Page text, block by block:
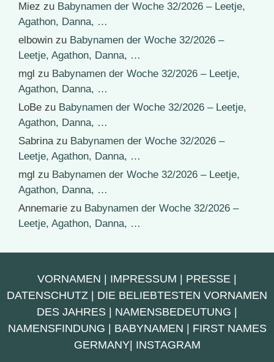
Miez zu Babynamen der Woche 32/2026 – Leetje,
Agathon, Danna, …
elbowin zu Babynamen der Woche 32/2026 –
Leetje, Agathon, Danna, …
mgl zu Babynamen der Woche 32/2026 – Leetje,
Agathon, Danna, …
LoBe zu Babynamen der Woche 32/2026 – Leetje,
Agathon, Danna, …
Sabrinazu Babynamen der Woche 32/2026 –
Leetje, Agathon, Danna, …
mgl zu Babynamen der Woche 32/2026 – Leetje,
Agathon, Danna, …
Annemarie zu Babynamen der Woche 32/2026 –
Leetje, Agathon, Danna, …
VORNAMEN IMPRESSUM PRESSE
DATENSCHUTZ
DIE BELIEBTESTEN VORNAMEN
DES JAHRES
NAMENSBEDEUTUNG
NAMENSFINDUNG
BABYNAMEN
FIRST NAMES
GERMANY| INSTAGRAM